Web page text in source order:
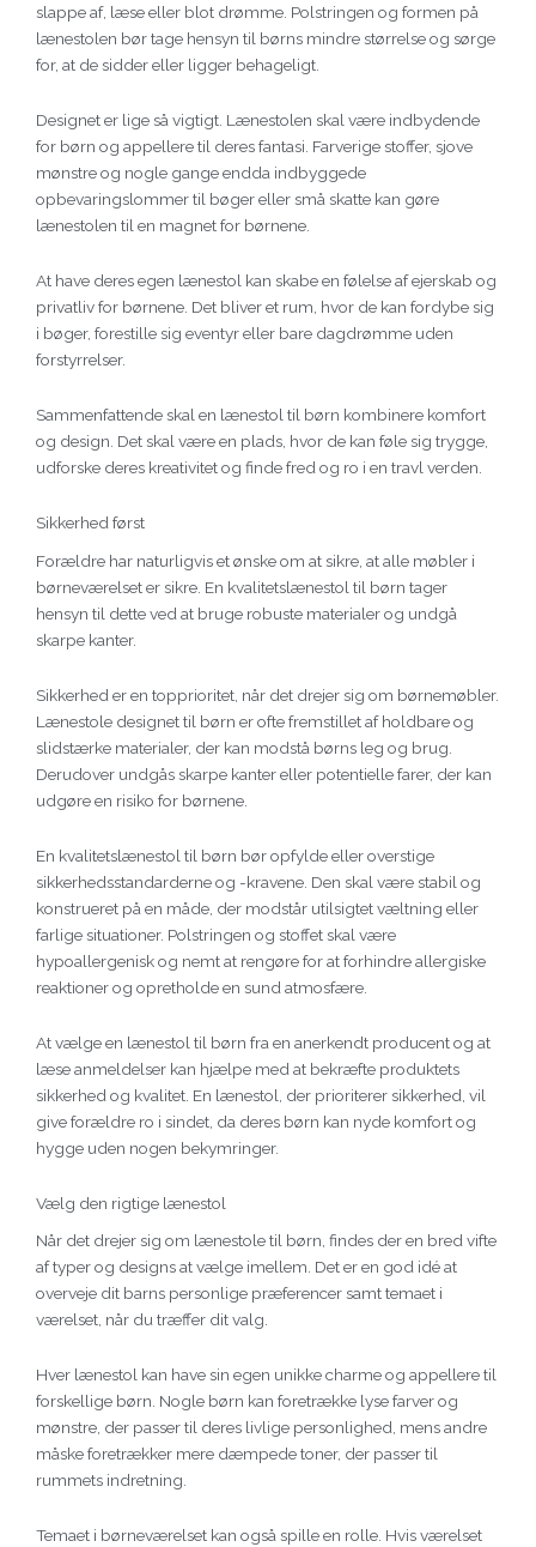
slappe af, læse eller blot drømme. Polstringen og formen på
lænestolen bør tage hensyn til børns mindre størrelse og sørge
for, at de sidder eller ligger behageligt.
Designet er lige så vigtigt. Lænestolen skal være indbydende
for børn og appellere til deres fantasi. Farverige stoffer, sjove
mønstre og nogle gange endda indbyggede
opbevaringslommer til bøger eller små skatte kan gøre
lænestolen til en magnet for børnene.
At have deres egen lænestol kan skabe en følelse af ejerskab og
privatliv for børnene. Det bliver et rum, hvor de kan fordybe sig
i bøger, forestille sig eventyr eller bare dagdrømme uden
forstyrrelser.
Sammenfattende skal en lænestol til børn kombinere komfort
og design. Det skal være en plads, hvor de kan føle sig trygge,
udforske deres kreativitet og finde fred og ro i en travl verden.
Sikkerhed først
Forældre har naturligvis et ønske om at sikre, at alle møbler i
børneværelset er sikre. En kvalitetslænestol til børn tager
hensyn til dette ved at bruge robuste materialer og undgå
skarpe kanter.
Sikkerhed er en topprioritet, når det drejer sig om børnemøbler.
Lænestole designet til børn er ofte fremstillet af holdbare og
slidstærke materialer, der kan modstå børns leg og brug.
Derudover undgås skarpe kanter eller potentielle farer, der kan
udgøre en risiko for børnene.
En kvalitetslænestol til børn bør opfylde eller overstige
sikkerhedsstandarderne og -kravene. Den skal være stabil og
konstrueret på en måde, der modstår utilsigtet væltning eller
farlige situationer. Polstringen og stoffet skal være
hypoallergenisk og nemt at rengøre for at forhindre allergiske
reaktioner og opretholde en sund atmosfære.
At vælge en lænestol til børn fra en anerkendt producent og at
læse anmeldelser kan hjælpe med at bekræfte produktets
sikkerhed og kvalitet. En lænestol, der prioriterer sikkerhed, vil
give forældre ro i sindet, da deres børn kan nyde komfort og
hygge uden nogen bekymringer.
Vælg den rigtige lænestol
Når det drejer sig om lænestole til børn, findes der en bred vifte
af typer og designs at vælge imellem. Det er en god idé at
overveje dit barns personlige præferencer samt temaet i
værelset, når du træffer dit valg.
Hver lænestol kan have sin egen unikke charme og appellere til
forskellige børn. Nogle børn kan foretrække lyse farver og
mønstre, der passer til deres livlige personlighed, mens andre
måske foretrækker mere dæmpede toner, der passer til
rummets indretning.
Temaet i børneværelset kan også spille en rolle. Hvis værelset